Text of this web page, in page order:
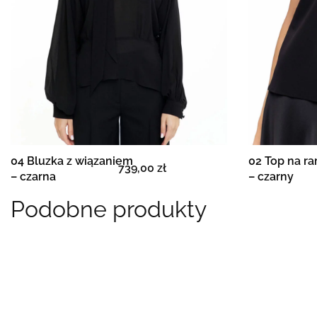
04 Bluzka z wiązaniem
– czarna
739,00zł
Wybierz opcje
02 Top na
– czarny
Podobne produkty